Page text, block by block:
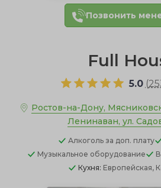
Позвонить
Full
5.0 (
Ростов-на-Дону,
Ленинаван, ул.
Алкоголь за доп. плату
Музыкальное оборудование
Кухня: Европейская,